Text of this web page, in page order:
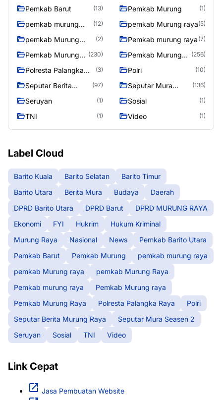
Pemkab Barut (13) Pemkab Murung (1)
pemkab murung
(12) pemkab Murung raya(5)
pemkab Murung
(2) Pemkab murung raya (7)
Pemkab Murung
(230)
Pemkab Murung
(256)
Polresta Palangka
(3) Polri (10)
Seputar Berita
(97)
Seputar Mura
(136)
Seruyan (1) Sosial (1)
TNI (1) Video (1)
Label Cloud
Barito Kuala Barito Selatan
Barito Timur
Barito Utara
Berita Mura Budaya
Daerah
DPRD Barito Utara
DPRD Barut
DPRD MURUNG RAYA
Ekonomi
FYI Hukrim
Hukum Kriminal
Murung Raya
Nasional News
Pemkab Barito Utara
Pemkab Barut
Pemkab Murung
pemkab murung raya
pemkab Murung raya
pemkab Murung Raya
Pemkab murung raya
Pemkab Murung raya
Pemkab Murung Raya
Polresta Palangka Raya
Polri
Seputar Berita Murung Raya
Seputar Mura Seasen 2
Seruyan
Sosial TNI Video
Link Cepat
Jasa Pembuatan Website